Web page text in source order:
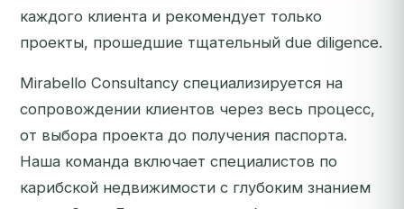
каждого клиента и рекомендует только
проекты, прошедшие тщательный due diligence.
Mirabello Consultancy специализируется на
сопровождении клиентов через весь процесс,
от выбора проекта до получения паспорта.
Наша команда включает специалистов по
карибской недвижимости с глубоким знанием